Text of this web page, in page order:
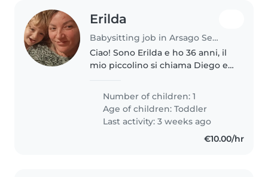
Erilda
Babysitting job in Arsago Seprio
Ciao! Sono Erilda e ho 36 anni, il
mio piccolino si chiama Diego e
nido.. da settembre abbiamo
bisogno a chiamata qualcuno
che ci dia una mano in quanto..
Number of children: 1
Age of children:Toddler
Last activity: 3 weeks ago
€10.00/hr